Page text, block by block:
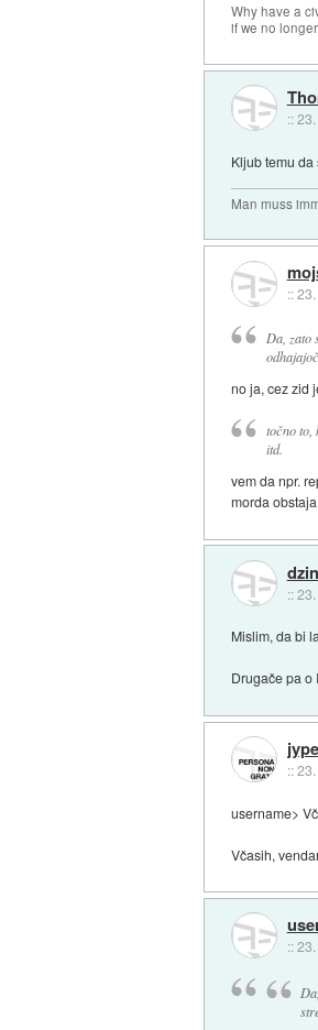
Why have a
if we no
::
Kljub temu da
Man muss
::
Da, zato
no ja, cez zid
točno to,
itd.
vem da npr.
morda
::
Mislim, da bi
Drugače pa o
jype
::
username>
Včasih,
::